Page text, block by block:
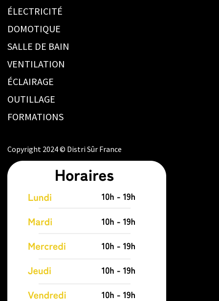
ÉLECTRICITÉ
DOMOTIQUE
SALLE DE BAIN
VENTILATION
ÉCLAIRAGE
OUTILLAGE
FORMATIONS
Copyright 2024 © Distri Sûr France